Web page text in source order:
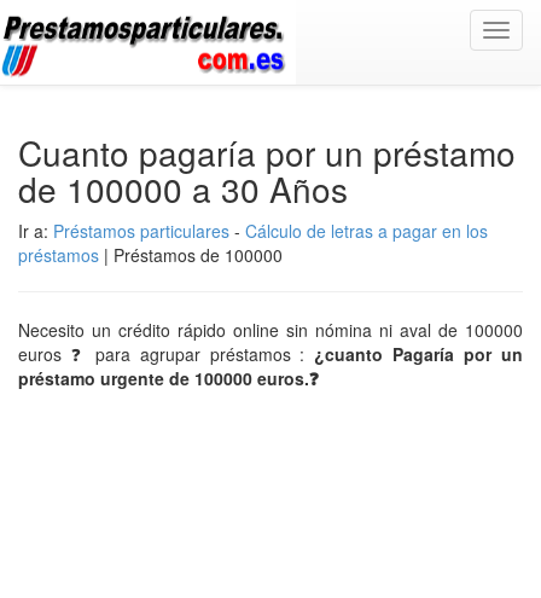
Cuanto pagaría por un préstamo
de 100000 a 30 Años
Ir a: Préstamos particulares - Cálculo de letras a pagar en los
préstamos | Préstamos de 100000
Necesito un crédito rápido online sin nómina ni aval de 100000
euros ❓ para agrupar préstamos :¿cuanto Pagaría por un
préstamo urgente de 100000 euros.❓